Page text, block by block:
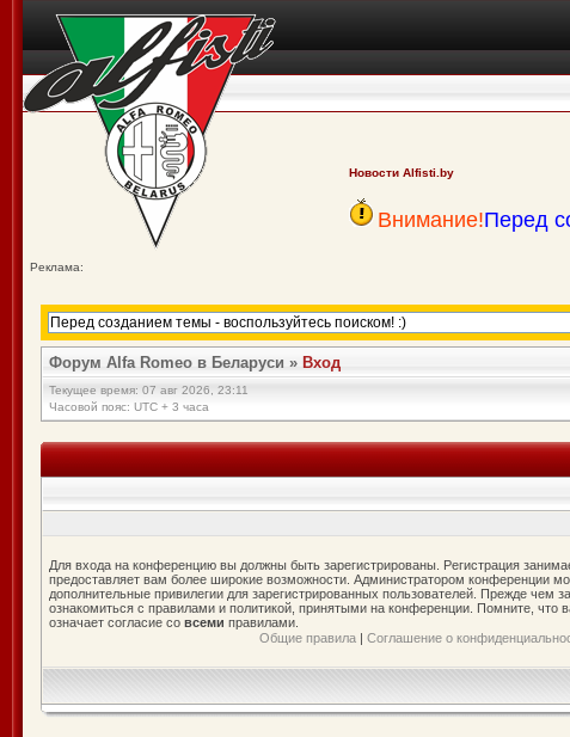
Новости Alfisti.by
Внимание!Перед
Реклама:
Форум Alfa Romeo в Беларуси » Вход
Текущее время: 07 авг 2026, 23:11
Часовой пояс: UTC + 3 часа
Для входа на конференцию вы должны быть зарегистрированы. Регистрация
предоставляет вам более широкие возможности. Администратором конференции
дополнительные привилегии для зарегистрированных пользователей. Прежде чем
ознакомиться с правилами и политикой, принятыми на конференции. Помните, что
означает согласие со всеми правилами.
Общие правила| Соглашение о